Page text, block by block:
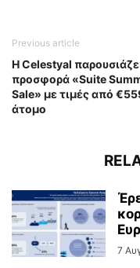
Previous article
Η Celestyal
προσφορά «Suite
Sale» με τιμές από
άτομο
7